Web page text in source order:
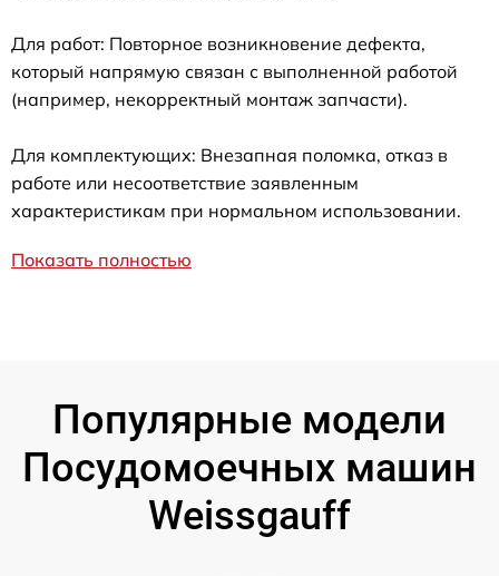
Для работ: Повторное возникновение дефекта,
который напрямую связан с выполненной работой
(например, некорректный монтаж запчасти).
Для комплектующих: Внезапная поломка, отказ в
работе или несоответствие заявленным
характеристикам при нормальном использовании.
Показать полностью
Популярные модели
Посудомоечных машин
Weissgauff